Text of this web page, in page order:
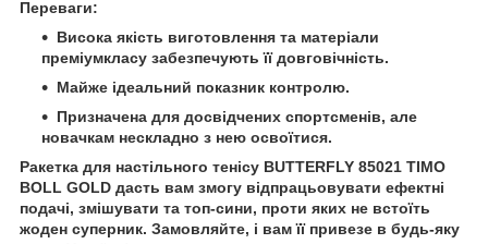
Переваги:
Висока якість виготовлення та матеріали
преміумкласу забезпечують її довговічність.
Майже ідеальний показник контролю.
Призначена для досвідчених спортсменів, але
новачкам нескладно з нею освоїтися.
Ракетка для настільного тенісу BUTTERFLY 85021 TIMO
BOLL GOLD дасть вам змогу відпрацьовувати ефектні
подачі, змішувати та топ-сини, проти яких не встоїть
жоден суперник. Замовляйте, і вам її привезе в будь-яку